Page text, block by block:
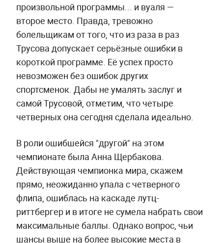
произвольной программы... и вуаля —
второе место. Правда, тревожно
болельщикам от того, что из раза в раз
Трусова допускает серьёзные ошибки в
короткой программе. Её успех просто
невозможен без ошибок других
спортсменок. Дабы не умалять заслуг и
самой Трусовой, отметим, что четыре
четверных она сегодня сделала идеально.
В роли ошибшейся "другой" на этом
чемпионате была Анна Щербакова.
Действующая чемпионка мира, скажем
прямо, неожиданно упала с четверного
флипа, ошиблась на каскаде лутц-
риттбергер и в итоге не сумела набрать свои
максимальные баллы. Однако вопрос, чьи
шансы выше на более высокие места в